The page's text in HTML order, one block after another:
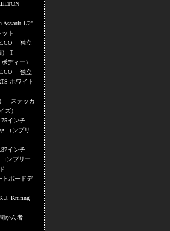
1/2"
ット
独立
） T-
ディー）
独立
ホワイト
ステッカ
ズ）
インチ
コンプリ
インチ
ンプリー
ボードデ
Knifing
かん者